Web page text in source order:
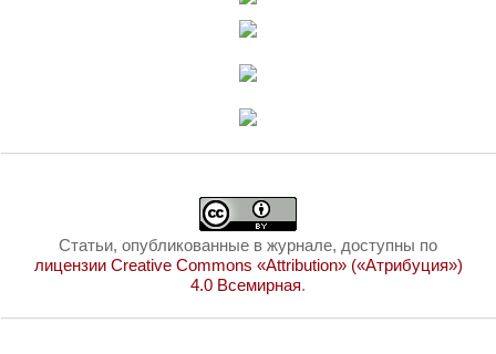
Статьи, опубликованные в журнале, доступны по
лицензии Creative Commons «Attribution» («Атрибуция»)
4.0 Всемирная.